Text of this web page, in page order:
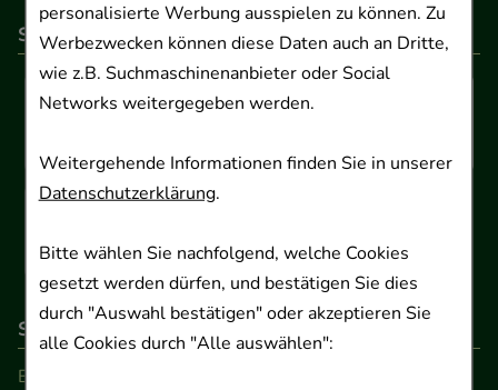
personalisierte Werbung ausspielen zu können. Zu
Werbezwecken können diese Daten auch an Dritte,
wie z.B. Suchmaschinenanbieter oder Social
Networks weitergegeben werden.
Weitergehende Informationen finden Sie in unserer
Datenschutzerklärung.
Bitte wählen Sie nachfolgend, welche Cookies
gesetzt werden dürfen, und bestätigen Sie dies
durch "Auswahl bestätigen" oder akzeptieren Sie
alle Cookies durch "Alle auswählen":
So können Sie bezahlen
So erreichen Sie uns
Beratung und Kundenservice: